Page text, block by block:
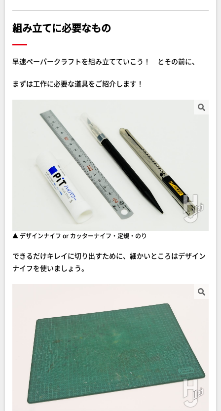
組み立てに必要なもの
早速ペーパークラフトを組み立てていこう！ とその前に、
まずは工作に必要な道具をご紹介します！
▲ デザインナイフ or カッターナイフ・定規・のり
できるだけキレイに切り出すために、細かいところはデザイン
ナイフを使いましょう。